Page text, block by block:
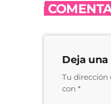
Deja
Tu dirección
con *